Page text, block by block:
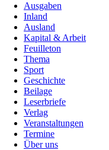
Ausgaben
Inland
Ausland
Kapital & Arbeit
Feuilleton
Thema
Sport
Geschichte
Beilage
Leserbriefe
Verlag
Veranstaltungen
Termine
Über uns